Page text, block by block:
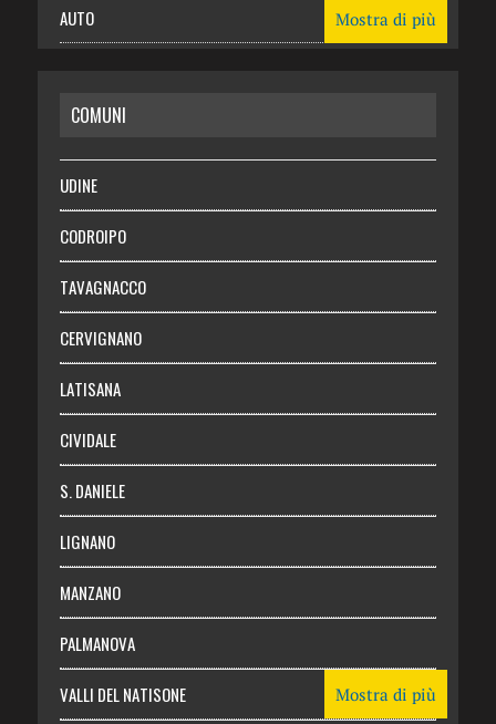
AUTO
RISPARMIO
SALUTE
Necrologie
Chi siamo
Abbonati
Login
Mostra di più
COMUNI
UDINE
CODROIPO
TAVAGNACCO
CERVIGNANO
LATISANA
CIVIDALE
S. DANIELE
LIGNANO
MANZANO
PALMANOVA
VALLI DEL NATISONE Mostra di più